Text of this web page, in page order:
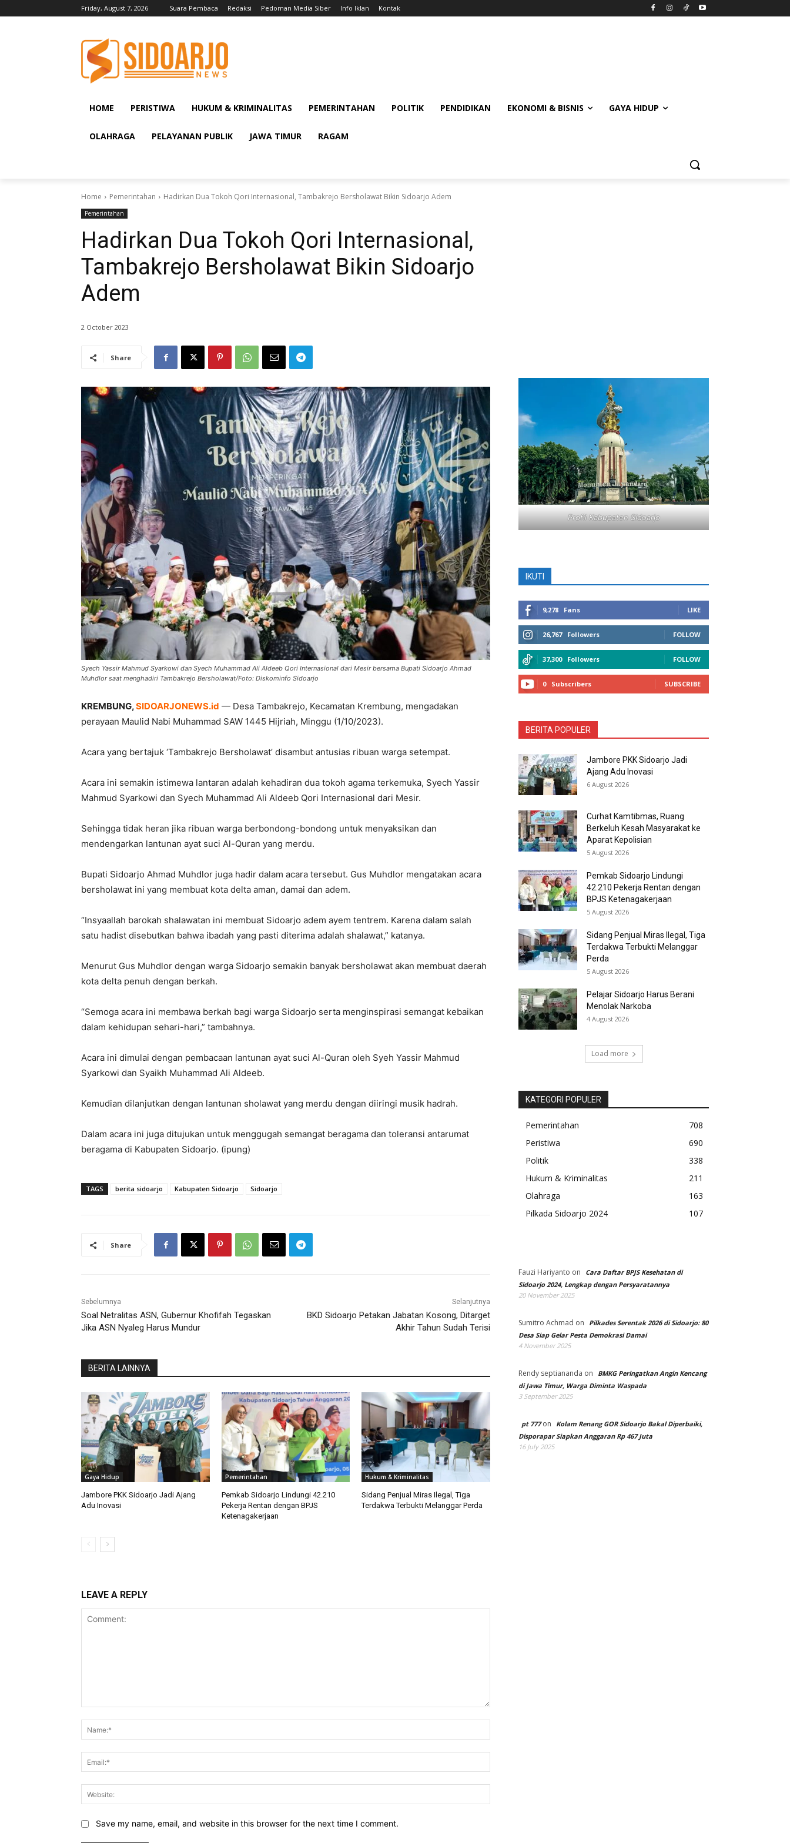
Friday, August 7, 2026 Suara Pembaca Redaksi Pedoman Media Siber Info Iklan Kontak
HOME PERISTIWA HUKUM & KRIMINALITAS PEMERINTAHAN POLITIK PENDIDIKAN EKONOMI & BISNIS GAYA HIDUP
OLAHRAGA PELAYANAN PUBLIK JAWA TIMUR RAGAM
Home Pemerintahan Hadirkan Dua Tokoh Qori Internasional, Tambakrejo Bersholawat Bikin Sidoarjo Adem
Pemerintahan
Hadirkan Dua Tokoh Qori Internasional,
Tambakrejo Bersholawat Bikin Sidoarjo
Adem
2 October 2023
Share
Syech Yassir Mahmud Syarkowi dan Syech Muhammad Ali Aldeeb Qori Internasional dari Mesir bersama Bupati Sidoarjo Ahmad
Muhdlor saat menghadiri Tambakrejo Bersholawat/Foto: Diskominfo Sidoarjo
KREMBUNG,SIDOARJONEWS.id — Desa Tambakrejo, Kecamatan Krembung, mengadakan
perayaan Maulid Nabi Muhammad SAW 1445 Hijriah, Minggu (1/10/2023).
Acara yang bertajuk ‘Tambakrejo Bersholawat’ disambut antusias ribuan warga setempat.
Acara ini semakin istimewa lantaran adalah kehadiran dua tokoh agama terkemuka, Syech Yassir
Mahmud Syarkowi dan Syech Muhammad Ali Aldeeb Qori Internasional dari Mesir.
Sehingga tidak heran jika ribuan warga berbondong-bondong untuk menyaksikan dan
mendengarkan lantunan ayat suci Al-Quran yang merdu.
Bupati Sidoarjo Ahmad Muhdlor juga hadir dalam acara tersebut. Gus Muhdlor mengatakan acara
bersholawat ini yang membuat kota delta aman, damai dan adem.
“Insyaallah barokah shalawatan ini membuat Sidoarjo adem ayem tentrem. Karena dalam salah
satu hadist disebutkan bahwa ibadah yang pasti diterima adalah shalawat,” katanya.
Menurut Gus Muhdlor dengan warga Sidoarjo semakin banyak bersholawat akan membuat daerah
kota delta penuh dengan berkah.
“Semoga acara ini membawa berkah bagi warga Sidoarjo serta menginspirasi semangat kebaikan
dalam kehidupan sehari-hari,” tambahnya.
Acara ini dimulai dengan pembacaan lantunan ayat suci Al-Quran oleh Syeh Yassir Mahmud
Syarkowi dan Syaikh Muhammad Ali Aldeeb.
Kemudian dilanjutkan dengan lantunan sholawat yang merdu dengan diiringi musik hadrah.
Dalam acara ini juga ditujukan untuk menggugah semangat beragama dan toleransi antarumat
beragama di Kabupaten Sidoarjo. (ipung)
TAGS berita sidoarjo Kabupaten Sidoarjo Sidoarjo
Share
Sebelumnya
Soal Netralitas ASN, Gubernur Khofifah Tegaskan
Jika ASN Nyaleg Harus Mundur
Selanjutnya
BKD Sidoarjo Petakan Jabatan Kosong, Ditarget
Akhir Tahun Sudah Terisi
BERITA LAINNYA
Gaya Hidup
Jambore PKK Sidoarjo Jadi Ajang
Adu Inovasi
Pemerintahan
Pemkab Sidoarjo Lindungi 42.210
Pekerja Rentan dengan BPJS
Ketenagakerjaan
Hukum & Kriminalitas
Sidang Penjual Miras Ilegal, Tiga
Terdakwa Terbukti Melanggar Perda
LEAVE A REPLY
Save my name, email, and website in this browser for the next time I comment.
Profil Kabupaten Sidoarjo
IKUTI
9,278 Fans LIKE
26,767 Followers FOLLOW
37,300 Followers FOLLOW
0 Subscribers SUBSCRIBE
BERITA POPULER
Jambore PKK Sidoarjo Jadi
Ajang Adu Inovasi
6 August 2026
Curhat Kamtibmas, Ruang
Berkeluh Kesah Masyarakat ke
Aparat Kepolisian
5 August 2026
Pemkab Sidoarjo Lindungi
42.210 Pekerja Rentan dengan
BPJS Ketenagakerjaan
5 August 2026
Sidang Penjual Miras Ilegal, Tiga
Terdakwa Terbukti Melanggar
Perda
5 August 2026
Pelajar Sidoarjo Harus Berani
Menolak Narkoba
4 August 2026
Load more
KATEGORI POPULER
Pemerintahan
708
Peristiwa
690
Politik
338
Hukum & Kriminalitas
211
Olahraga
163
Pilkada Sidoarjo 2024
107
Fauzi Hariyanto on
Cara Daftar BPJS Kesehatan di
Sidoarjo 2024, Lengkap dengan Persyaratannya
20 November 2025
Sumitro Achmad on
Pilkades Serentak 2026 di Sidoarjo: 80
Desa Siap Gelar Pesta Demokrasi Damai
4 November 2025
Rendy septiananda on
BMKG Peringatkan Angin Kencang
di Jawa Timur, Warga Diminta Waspada
3 September 2025
pt 777on
Kolam Renang GOR Sidoarjo Bakal Diperbaiki,
Disporapar Siapkan Anggaran Rp 467 Juta
16 July 2025